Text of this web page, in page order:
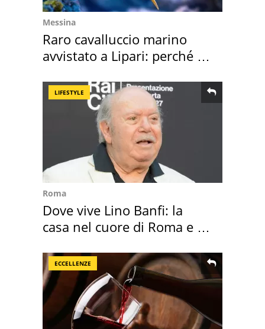
Messina
Raro cavalluccio marino
avvistato a Lipari: perché è
LIFESTYLE
Roma
Dove vive Lino Banfi: la
casa nel cuore di Roma e i
ECCELLENZE